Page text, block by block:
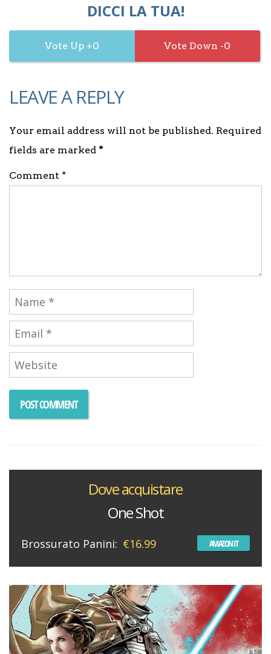
DICCI LA TUA!
0 0
LEAVE A REPLY
Your email address will not be published. Required
fields are marked *
Comment *
Dove acquistare
One Shot
Brossurato Panini: €16.99 AMAZON IT